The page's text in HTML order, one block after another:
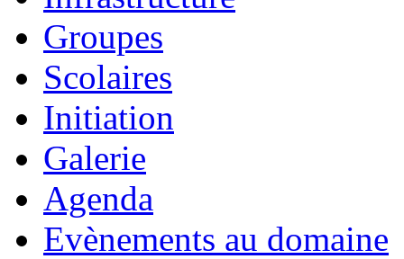
Groupes
Scolaires
Initiation
Galerie
Agenda
Evènements au domaine